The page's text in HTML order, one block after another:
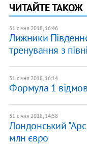
ЧИТАЙТЕ ТАКОЖ
31 січня 2018, 16:46
Лижники
тренування з
31 січня 2018, 16:14
Формула 1
31 січня 2018, 14:58
Лондонський
млн євро